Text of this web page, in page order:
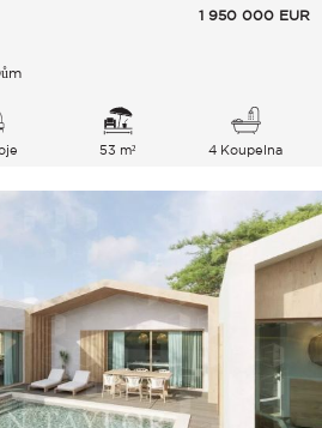
1 950 000 EUR
53 m² 4 Koupelna